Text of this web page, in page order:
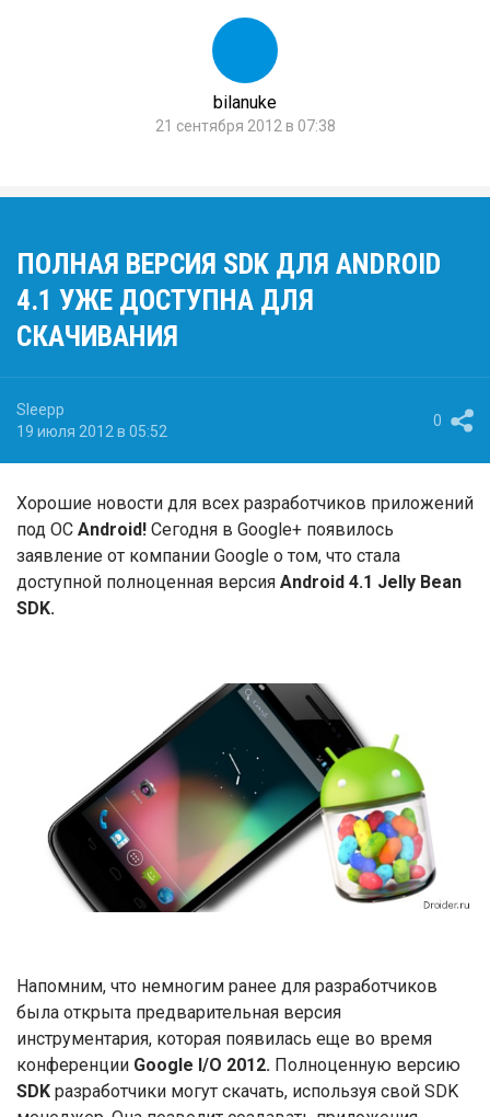
bilanuke
21 сентября 2012 в 07:38
ПОЛНАЯ ВЕРСИЯ SDK ДЛЯ ANDROID
4.1 УЖЕ ДОСТУПНА ДЛЯ
СКАЧИВАНИЯ
Sleepp
19 июля 2012 в 05:52
0
Хорошие новости для всех разработчиков приложений
под ОС Android! Сегодня в Google+ появилось
заявление от компании Google о том, что стала
доступной полноценная версия Android 4.1 Jelly Bean
SDK.
Напомним, что немногим ранее для разработчиков
была открыта предварительная версия
инструментария, которая появилась еще во время
конференции Google I/O 2012. Полноценную версию
SDK разработчики могут скачать, используя свой SDK